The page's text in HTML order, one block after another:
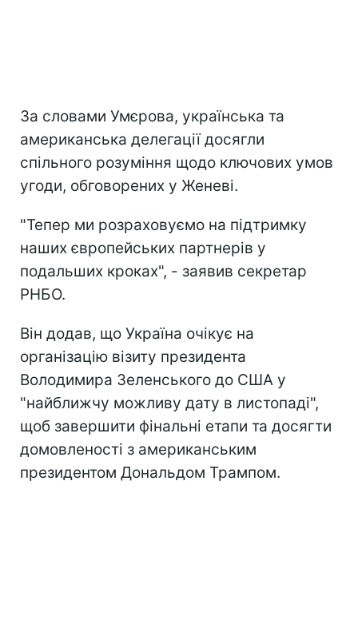
За словами Умєрова, українська та
американська делегації досягли
спільного розуміння щодо ключових умов
угоди, обговорених у Женеві.
"Тепер ми розраховуємо на підтримку
наших європейських партнерів у
подальших кроках", - заявив секретар
РНБО.
Він додав, що Україна очікує на
організацію візиту президента
Володимира Зеленського до США у
"найближчу можливу дату в листопаді",
щоб завершити фінальні етапи та досягти
домовленості з американським
президентом Дональдом Трампом.